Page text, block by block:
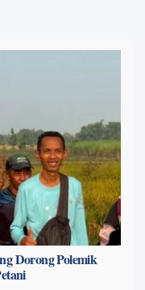
Dorong Polemik